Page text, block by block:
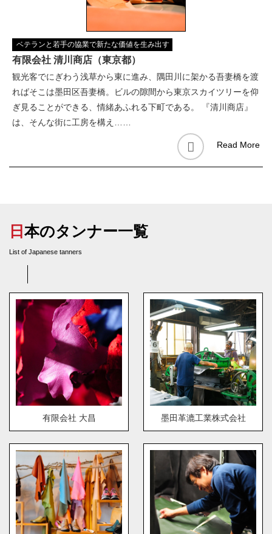
ベテランと若手の協業で新たな価値を生み出す
有限会社 清川商店（東京都）
観光客でにぎわう浅草から東に進み、隅田川に架かる吾妻橋を渡
ればそこは墨田区吾妻橋。ビルの隙間から東京スカイツリーを仰
ぎ見ることができる、情緒あふれる下町である。 『清川商店』
は、そんな街に工房を構え……
Read More
日本のタンナー一覧
List of Japanese tanners
有限会社 大昌 墨田革漉工業株式会社